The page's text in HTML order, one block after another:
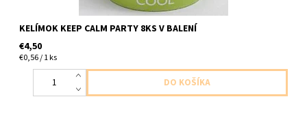
KELÍMOK KEEP CALM PARTY 8KS V BALENÍ
€4,50
€0,56 / 1 ks